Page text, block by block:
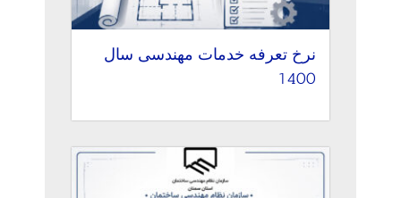
نرخ تعرفه خدمات مهندسی سال
1400